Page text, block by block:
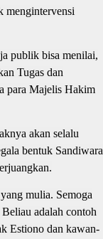
mengintervensi
publik bisa menilai,
Tugas dan
para Majelis Hakim
akan selalu
bentuk Sandiwara
mulia. Semoga
adalah contoh
Estiono dan kawan-